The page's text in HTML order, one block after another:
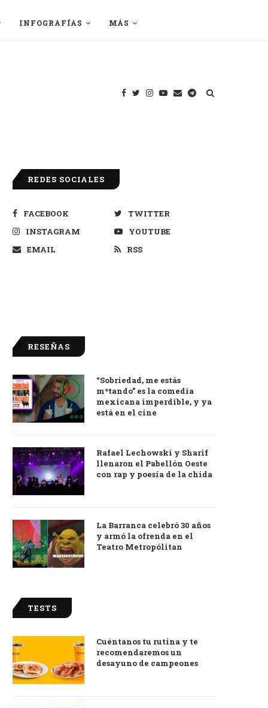
INFOGRAFÍAS MÁS
REDES SOCIALES
FACEBOOK
TWITTER
INSTAGRAM
YOUTUBE
EMAIL
RSS
RESEÑAS
9.0
“Sobriedad, me estás
m*tando” es la comedia
mexicana imperdible, y ya
está en el cine
Rafael Lechowski y Sharif
llenaron el Pabellón Oeste
con rap y poesía de la chida
La Barranca celebró 30 años
y armó la ofrenda en el
Teatro Metropólitan
TESTS
Cuéntanos tu rutina y te
recomendaremos un
desayuno de campeones